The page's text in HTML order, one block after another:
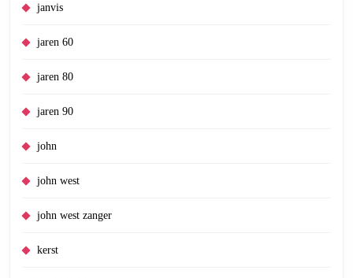
janvis
jaren 60
jaren 80
jaren 90
john
john west
john west zanger
kerst